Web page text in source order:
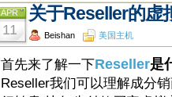
APR
11
关于Reseller的虚
Beishan 美国主机
首先来了解一下Reseller是
Reseller我们可以理解成分